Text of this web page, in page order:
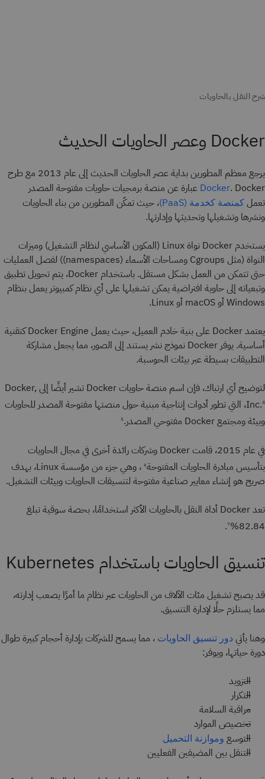
Docker وعصر الحاويات الحديث
يرجع معظم المطورين بداية عصر الحاويات الحديث إلى عام 2013 مع طرح
Docker . Docker عبارة عن منصة برمجيات حاويات مفتوحة المصدر
تعمل كمنصة كخدمة (PaaS)
، حيث تمكّن المطورين من بناء الحاويات
ونشرها وتشغيلها وتحديثها وإدارتها.
يستخدم Docker نواة Linux (المكون الأساسي لنظام التشغيل) وميزات
النواة (مثل Cgroups ومساحات الأسماء (namespaces)) لفصل العمليات
حتى تتمكن من العمل بشكل مستقل. باستخدام Docker، يتم تحويل تطبيق
وتبعياته إلى حاوية افتراضية يمكن تشغيلها على أي نظام كمبيوتر يعمل بنظام
Windows أو macOS أو Linux.
يعتمد Docker على بنية خادم العميل، حيث يعمل Docker Engine كتقنية
أساسية. يوفر Docker نموذج نشر يستند إلى الصور، مما يجعل مشاركة
التطبيقات بسيطة عبر بيئات الحوسبة.
لتوضيح أي ارتباك، فإن اسم منصة حاويات Docker تشير أيضًا إلى Docker,
Inc.4
، التي تطور أدوات إنتاجية مبنية حول منصتها مفتوحة المصدر للحاويات
وبيئة ومجتمع Docker مفتوحي المصدر.
5
في عام 2015، قامت Docker وشركات رائدة أخرى في مجال الحاويات
بتأسيس مبادرة الحاويات المفتوحة6
، وهي جزء من مؤسسة Linux، بهدف
صريح هو إنشاء معايير صناعية مفتوحة لتنسيقات الحاويات وبيئات التشغيل.
تعد Docker أداة النقل بالحاويات الأكثر استخدامًا، بحصة سوقية تبلغ
82.84%
7
.
تنسيق الحاويات باستخدام Kubernetes
قد يصبح تشغيل مئات الآلاف من الحاويات عبر نظام ما أمرًا يصعب إدارته،
مما يستلزم حلًا لإدارة التنسيق.
وهنا يأتي دور تنسيق الحاويات ، مما يسمح للشركات بإدارة أحجام كبيرة طوال
دورة حياتها، ويوفر:
التزويد
التكرار
مراقبة السلامة
تخصيص الموارد
التوسع وموازنة التحميل
التنقل بين المضيفين الفعليين